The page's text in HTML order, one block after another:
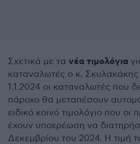
Σχετικά με τα νέα τιμολόγια
καταναλωτές ο κ. Σκυλακάκης
1.1.2024 οι καταναλωτές που
πάροχο θα μεταπέσουν
ειδικό κοινό τιμολόγιο που οι
έχουν υποχρέωση να
Δεκεμβρίου του 2024. Η τιμή